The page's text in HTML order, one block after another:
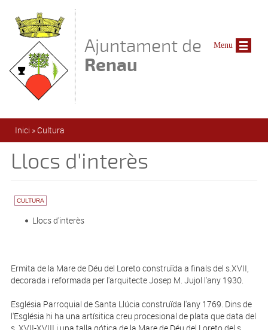
Ajuntament de
Renau
Esteu aquí
Inici » Cultura
Llocs d'interès
CULTURA
Llocs d'interès
Ermita de la Mare de Déu del Loreto construïda a finals del s.XVII,
decorada i reformada per l'arquitecte Josep M. Jujol l'any 1930.
Església Parroquial de Santa Llúcia construïda l'any 1769. Dins de
l'Església hi ha una artísitica creu procesional de plata que data del
Menu